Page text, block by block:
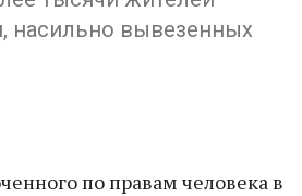
насильно вывезенных
по правам человека в